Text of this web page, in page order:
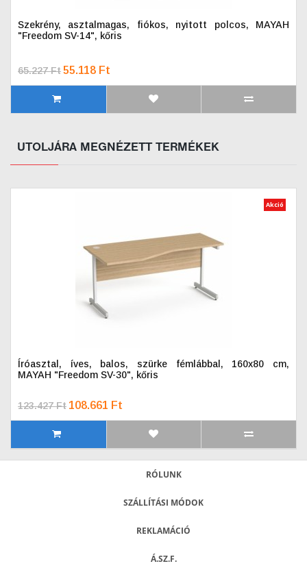
Szekrény, asztalmagas, fiókos, nyitott polcos, MAYAH
"Freedom SV-14", kőris
65.227 Ft55.118 Ft
UTOLJÁRA MEGNÉZETT TERMÉKEK
Akció
Íróasztal, íves, balos, szürke fémlábbal, 160x80 cm,
MAYAH "Freedom SV-30", kőris
123.427 Ft 108.661 Ft
RÓLUNK
SZÁLLÍTÁSI MÓDOK
REKLAMÁCIÓ
Á.SZ.F.